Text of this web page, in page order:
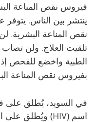
فيروس نقص المناعة
ينتشر بين الناس.
نقص المناعة البشرية.
تلقيت العلاج. ولن تصاب
الطبية واخضع للفحص
بفيروس نقص المناعة
في السويد، يُطلق على
اسم (HIV) ويُطلق على الإيدز اسم (AIDS).